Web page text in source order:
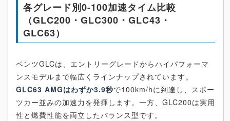
各グレード別0-100加速タイム比較
（GLC200・GLC300・GLC43・
GLC63）
ベンツGLCは、エントリーグレードからハイパフォーマ
ンスモデルまで幅広くラインナップされています。
GLC63 AMGはわずか3.9秒で100km/hに到達し、スポー
ツカー並みの加速力を発揮します。一方、GLC200は実用
性と燃費性能を両立したバランス型です。